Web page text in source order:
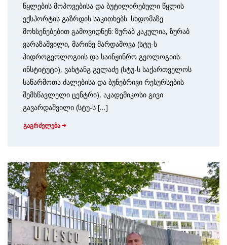
წყლების მოპოვებისა და ბუტილირებული წყლის
ექსპორტის გაზრდის საკითხებს. სხდომაზე
მოხსენებებით გამოვიდნენ: ზურაბ კაკულია, ზურაბ
ვარაზაშვილი, მარინე მარდაშოვა (სტუ-ს
ჰიდროგეოლოგიის და საინჟინრო გეოლოგიის
ინსტიტუტი), ვახტანგ გელაძე (სტუ-ს საქართველოს
საწარმოთა ძალებისა და ბუნებრივი რესურსების
შემსწავლელი ცენტრი), აკადემიკოსი გივი
გავარდაშვილი (სტუ-ს […]
გაგრძელება